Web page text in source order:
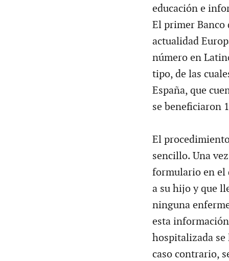
educación e
El primer Banco
actualidad
número en
tipo, de las
España, que
se beneficiaron
El
sencillo. Una
formulario en el
a su hijo y que
ninguna
esta
hospitalizada
caso contrario,